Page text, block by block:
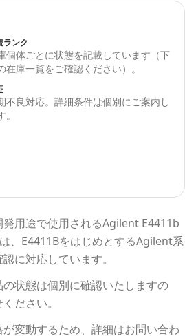
ランク
個体ごとに状態を記載しています（下
在庫一覧をご確認ください）。
不良対応。詳細条件は個別にご案内し
。
用途で使用されるAgilent E4411b
、 E4411BをはじめとするAgilent系
に対応しています。
状態は個別に確認いたしますの
ださい。
変動するため、詳細はお問い合わ